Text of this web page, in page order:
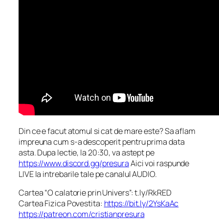
Din ce e facut atomul si cat de mare este? Sa aflam
impreuna cum s-a descoperit pentru prima data
asta. Dupa lectie, la 20:30, va astept pe
https://www.discord.gg/presuraAici voi raspunde
LIVE la intrebarile tale pe canalul AUDIO.
Cartea “O calatorie prin Univers”: t.ly/RkRED
Cartea Fizica Povestita: https://bit.ly/2YsKaAc
https://patreon.com/cristianpresura